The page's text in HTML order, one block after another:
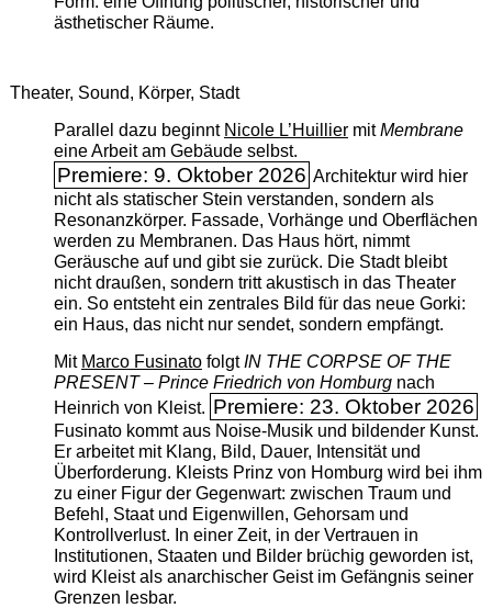
ästhetischer Räume.
Theater, Sound, Körper, Stadt
Parallel dazu beginnt Nicole L’Huilliermit ­Membrane
eine Arbeit am Gebäude selbst.
Premiere: 9. Oktober 2026 Architektur wird hier
nicht als statischer Stein verstanden, sondern als
Resonanzkörper. Fassade, Vorhänge und Oberflächen
werden zu Membranen. Das Haus hört, nimmt
Geräusche auf und gibt sie zurück. Die Stadt bleibt
nicht draußen, sondern tritt akustisch in das Theater
ein. So entsteht ein zentrales Bild für das neue Gorki:
ein Haus, das nicht nur sendet, sondern empfängt.
Mit Marco FusinatofolgtIN THE CORPSE OF THE
PRESENT – Prince Friedrich von Homburgnach
Heinrich von Kleist. Premiere: 23. Oktober 2026
Fusinato kommt aus Noise-Musik und bildender Kunst.
Er arbeitet mit Klang, Bild, Dauer, Intensität und
Überforderung. Kleists Prinz von Homburg wird bei ihm
zu einer Figur der Gegenwart: zwischen Traum und
Befehl, Staat und Eigenwillen, Gehorsam und
Kontrollverlust. In einer Zeit, in der Vertrauen in
Institutionen, Staaten und Bilder brüchig geworden ist,
wird Kleist als anarchischer Geist im Gefängnis seiner
Grenzen lesbar.